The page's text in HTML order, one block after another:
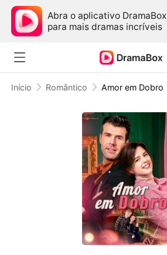
Abra o aplicativo DramaBox
para mais dramas incríveis
Início Romântico Amor em Dobro